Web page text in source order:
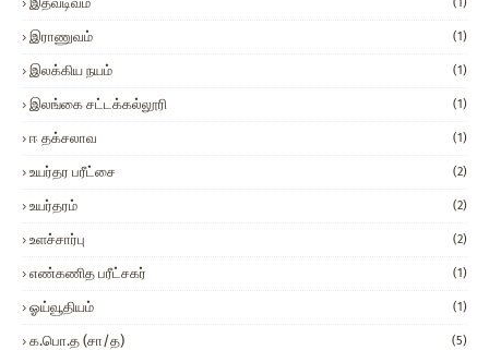
இராணுவம் (1)
இலக்கிய நயம் (1)
இலங்கை சட்டக்கல்லூரி (1)
ஈ தக்சலாவ (1)
உயர்தர பரீட்சை (2)
உயர்தரம் (2)
உளச்சார்பு (2)
எண்கணித பரீட்சகர் (1)
ஓய்வூதியம் (1)
க.பொ.த (சா/த) (5)